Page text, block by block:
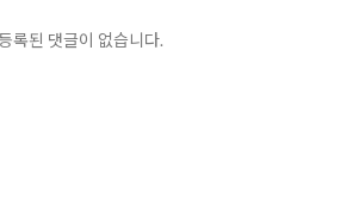
록된 댓글이 없습니다.